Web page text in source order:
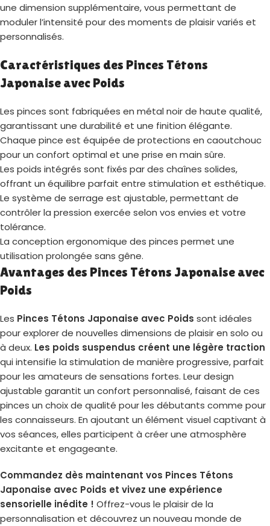
une dimension supplémentaire, vous permettant de
moduler l’intensité pour des moments de plaisir variés et
personnalisés.
Caractéristiques des Pinces Tétons
Japonaise avec Poids
Les pinces sont fabriquées en métal noir de haute qualité,
garantissant une durabilité et une finition élégante.
Chaque pince est équipée de protections en caoutchouc
pour un confort optimal et une prise en main sûre.
Les poids intégrés sont fixés par des chaînes solides,
offrant un équilibre parfait entre stimulation et esthétique.
Le système de serrage est ajustable, permettant de
contrôler la pression exercée selon vos envies et votre
tolérance.
La conception ergonomique des pinces permet une
utilisation prolongée sans gêne.
Avantages des Pinces Tétons Japonaise avec
Poids
Les Pinces Tétons Japonaise avec Poids sont idéales
pour explorer de nouvelles dimensions de plaisir en solo ou
à deux. Les poids suspendus créent une légère traction
qui intensifie la stimulation de manière progressive, parfait
pour les amateurs de sensations fortes. Leur design
ajustable garantit un confort personnalisé, faisant de ces
pinces un choix de qualité pour les débutants comme pour
les connaisseurs. En ajoutant un élément visuel captivant à
vos séances, elles participent à créer une atmosphère
excitante et engageante.
Commandez dès maintenant vos Pinces Tétons
Japonaise avec Poids et vivez une expérience
sensorielle inédite ! Offrez-vous le plaisir de la
personnalisation et découvrez un nouveau monde de